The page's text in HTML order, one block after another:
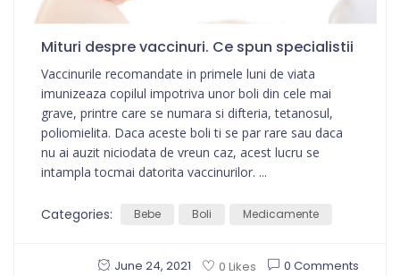
Mituri despre vaccinuri. Ce spun specialistii
Vaccinurile recomandate in primele luni de viata
imunizeaza copilul impotriva unor boli din cele mai
grave, printre care se numara si difteria, tetanosul,
poliomielita. Daca aceste boli ti se par rare sau daca
nu ai auzit niciodata de vreun caz, acest lucru se
intampla tocmai datorita vaccinurilor. ...
Categories: Bebe Boli Medicamente
June 24, 2021 0 Likes 0 Comments